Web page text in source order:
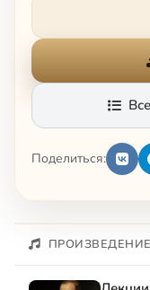
Поделиться:
ПРОИЗВЕДЕНИЕ